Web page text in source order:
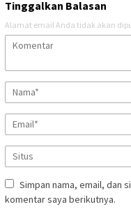
Tinggalkan Balasan
Alamat email Anda tidak akan
Simpan nama, email, dan
komentar saya berikutnya.